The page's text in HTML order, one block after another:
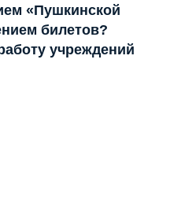
«Пушкинской
билетов?
учреждений